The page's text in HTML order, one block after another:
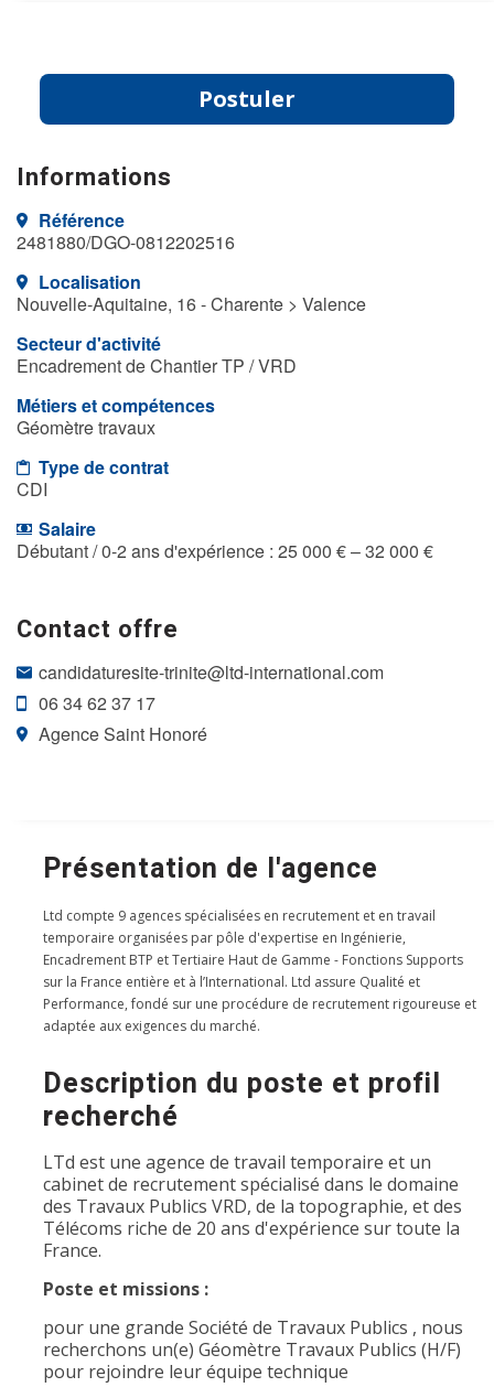
Postuler
Informations
Référence
2481880/DGO-0812202516
Localisation
Nouvelle-Aquitaine, 16 - Charente > Valence
Secteur d'activité
Encadrement de Chantier TP / VRD
Métiers et compétences
Géomètre travaux
Type de contrat
CDI
Salaire
Débutant / 0-2 ans d'expérience : 25 000 € – 32 000 €
Contact offre
candidaturesite-trinite@ltd-international.com
06 34 62 37 17
Agence Saint Honoré
Présentation de l'agence
Ltd compte 9 agences spécialisées en recrutement et en travail
temporaire organisées par pôle d'expertise en Ingénierie,
Encadrement BTP et Tertiaire Haut de Gamme - Fonctions Supports
sur la France entière et à l’International. Ltd assure Qualité et
Performance, fondé sur une procédure de recrutement rigoureuse et
adaptée aux exigences du marché.
Description du poste et profil
recherché
LTd est une agence de travail temporaire et un
cabinet de recrutement spécialisé dans le domaine
des Travaux Publics VRD, de la topographie, et des
Télécoms riche de 20 ans d'expérience sur toute la
France.
Poste et missions :
pour une grande Société de Travaux Publics , nous
recherchons un(e) Géomètre Travaux Publics (H/F)
pour rejoindre leur équipe technique